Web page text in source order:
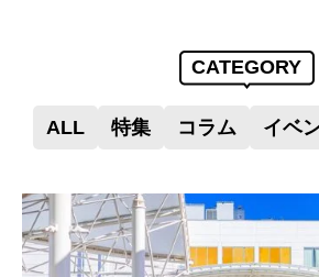
CATEGORY
ALL 特集 コラム イベ